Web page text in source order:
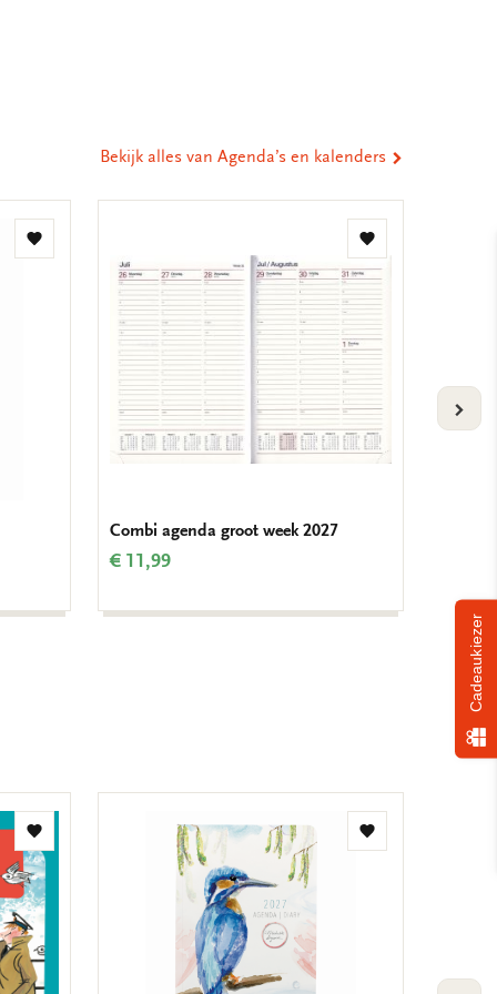
Bekijk alles van Agenda’s en kalenders
Toevoegen
Toevoegen
aan
Combi agenda groot week 2027
€ 11,99
Toevoegen
aan
verlanglijst
Toevoegen
Cadeaukiezer